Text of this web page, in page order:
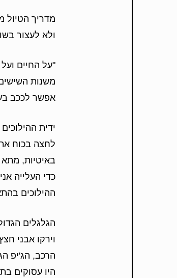
מדריך הטיול
ולא לעצור
"על החיים
משנות
אפשר לככב
לחצה בכוח את
באיטיות,
כדי העלייה
ההילוכים
הגלגלים
וירקו אבני
הרכב, הג'יפ
היו עסוקים